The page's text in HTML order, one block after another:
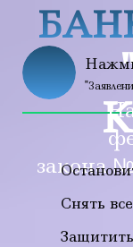
Снять
закона